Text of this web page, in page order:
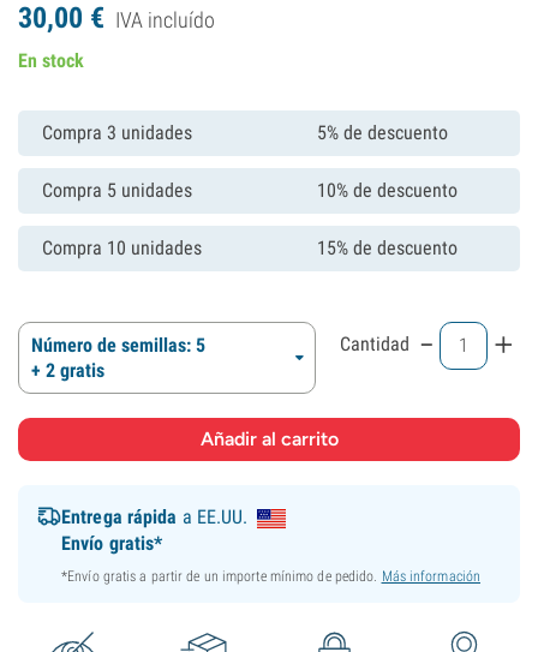
30,00 € IVA incluído
En stock
Compra 3 unidades 5% de descuento
Compra 5 unidades 10% de descuento
Compra 10 unidades 15% de descuento
Número de semillas: 5
+ 2 gratis
Cantidad - +
Entrega rápida a EE.UU.
Envío gratis*
*Envío gratis a partir de un importe mínimo de pedido. Más información